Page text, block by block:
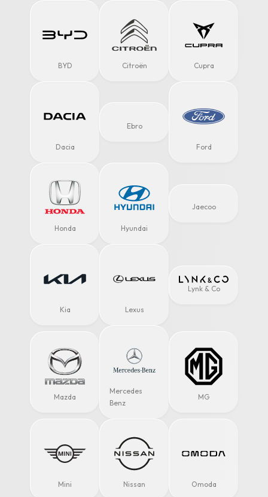
BYD Citroën Cupra
Dacia
Ebro
Ford
Honda Hyundai
Jaecoo
Kia Lexus
Lynk & Co
Mazda
Mercedes
Benz
MG
Mini Nissan Omoda